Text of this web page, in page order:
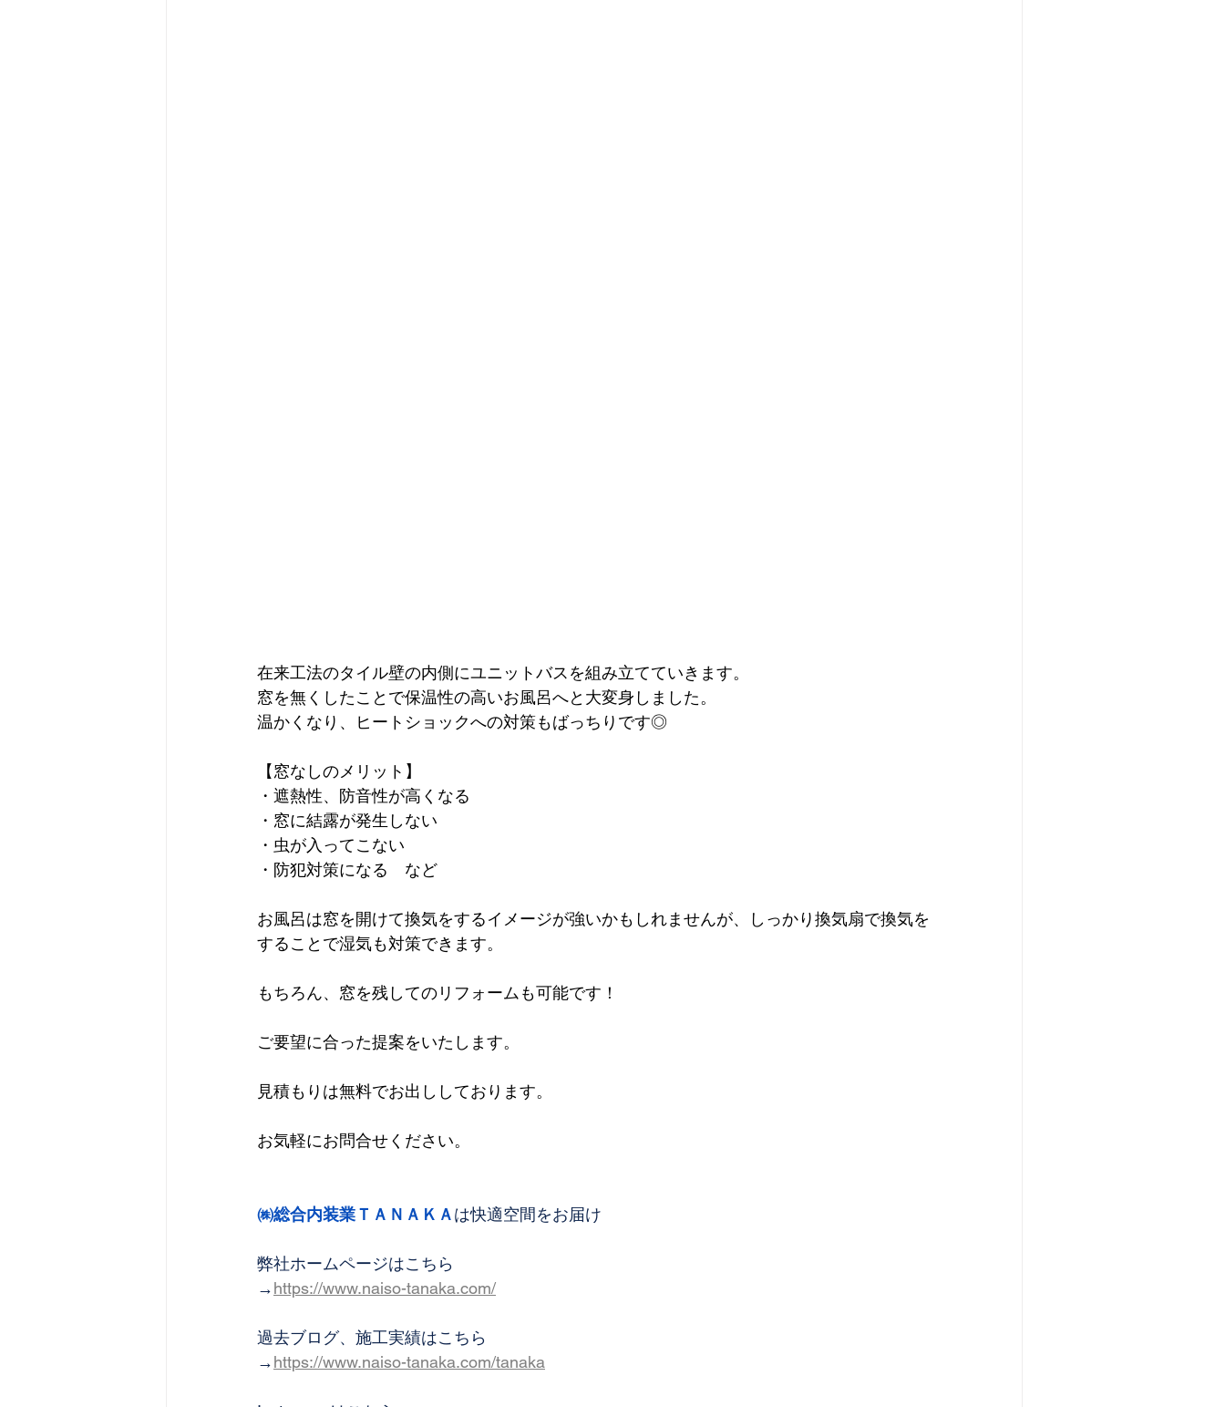
在来工法のタイル壁の内側にユニットバスを組み立てていきます。
窓を無くしたことで保温性の高いお風呂へと大変身しました。
温かくなり、ヒートショックへの対策もばっちりです◎
【窓なしのメリット】
・遮熱性、防音性が高くなる
・窓に結露が発生しない
・虫が入ってこない
・防犯対策になる　など
お風呂は窓を開けて換気をするイメージが強いかもしれませんが、しっかり換気扇で換気を
することで湿気も対策できます。
もちろん、窓を残してのリフォームも可能です！
ご要望に合った提案をいたします。
見積もりは無料でお出ししております。
お気軽にお問合せください。
㈱総合内装業ＴＡＮＡＫＡは快適空間をお届け
弊社ホームページはこちら
→https://www.naiso-tanaka.com/
過去ブログ、施工実績はこちら
→https://www.naiso-tanaka.com/tanaka